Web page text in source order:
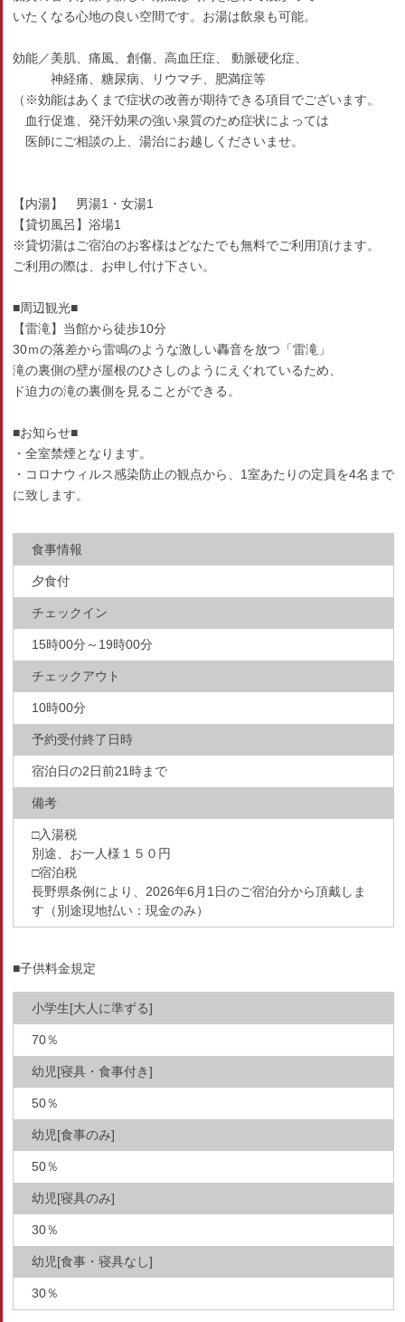
いたくなる心地の良い空間です。お湯は飲泉も可能。
効能／美肌、痛風、創傷、高血圧症、 動脈硬化症、
神経痛、糖尿病、リウマチ、肥満症等
（※効能はあくまで症状の改善が期待できる項目でございます。
血行促進、発汗効果の強い泉質のため症状によっては
医師にご相談の上、湯治にお越しくださいませ。
【内湯】 男湯1・女湯1
【貸切風呂】浴場1
※貸切湯はご宿泊のお客様はどなたでも無料でご利用頂けます。
ご利用の際は、お申し付け下さい。
■周辺観光■
【雷滝】当館から徒歩10分
30ｍの落差から雷鳴のような激しい轟音を放つ「雷滝」
滝の裏側の壁が屋根のひさしのようにえぐれているため、
ド迫力の滝の裏側を見ることができる。
■お知らせ■
・全室禁煙となります。
・コロナウィルス感染防止の観点から、1室あたりの定員を4名まで
に致します。
食事情報
夕食付
チェックイン
15時00分～19時00分
チェックアウト
10時00分
予約受付終了日時
宿泊日の2日前21時まで
備考
□入湯税
別途、お一人様１５０円
□宿泊税
長野県条例により、2026年6月1日のご宿泊分から頂戴しま
す（別途現地払い：現金のみ）
■子供料金規定
小学生[大人に準ずる]
70％
幼児[寝具・食事付き]
50％
幼児[食事のみ]
50％
幼児[寝具のみ]
30％
幼児[食事・寝具なし]
30％